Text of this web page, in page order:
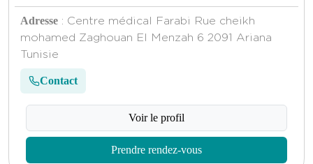
Adresse : Centre médical Farabi Rue cheikh
mohamed Zaghouan El Menzah 6 2091 Ariana
Tunisie
Contact
Voir le profil
Prendre rendez-vous